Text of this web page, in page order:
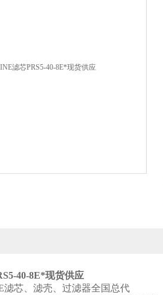
40-8E*现货供应
滤芯、滤壳、过滤器全国总代